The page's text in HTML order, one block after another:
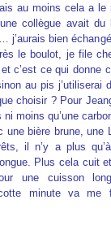
au moins cela a le
collègue avait
j’aurais bien
le boulot, je file
c’est ce qui donne
au pis j’utiliserai
choisir ? Pour
moins qu’une
une bière brune, une
il n’y a plus
Plus cela cuit
une cuisson
minute va